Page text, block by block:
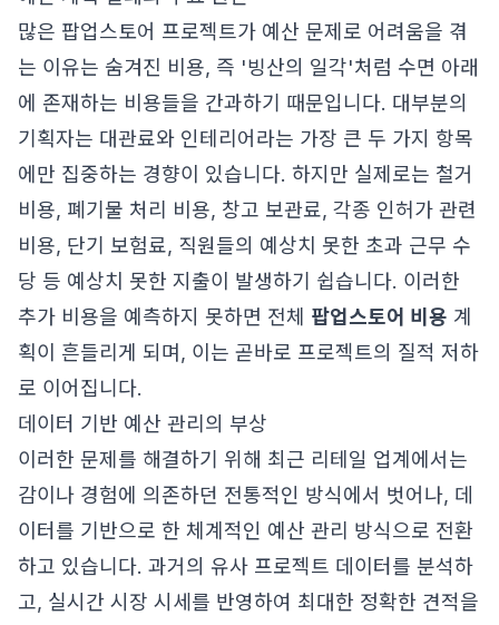
많은 팝업스토어 프로젝트가 예산 문제로 어려움을 겪
는 이유는 숨겨진 비용, 즉 '빙산의 일각'처럼 수면 아래
에 존재하는 비용들을 간과하기 때문입니다. 대부분의
기획자는 대관료와 인테리어라는 가장 큰 두 가지 항목
에만 집중하는 경향이 있습니다. 하지만 실제로는 철거
비용, 폐기물 처리 비용, 창고 보관료, 각종 인허가 관련
비용, 단기 보험료, 직원들의 예상치 못한 초과 근무 수
당 등 예상치 못한 지출이 발생하기 쉽습니다. 이러한
추가 비용을 예측하지 못하면 전체 팝업스토어 비용 계
획이 흔들리게 되며, 이는 곧바로 프로젝트의 질적 저하
로 이어집니다.
데이터 기반 예산 관리의 부상
이러한 문제를 해결하기 위해 최근 리테일 업계에서는
감이나 경험에 의존하던 전통적인 방식에서 벗어나, 데
이터를 기반으로 한 체계적인 예산 관리 방식으로 전환
하고 있습니다. 과거의 유사 프로젝트 데이터를 분석하
고, 실시간 시장 시세를 반영하여 최대한 정확한 견적을